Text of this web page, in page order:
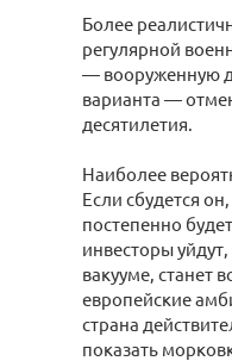
Более
регулярной
— вооруженную
варианта —
десятилетия.
Наиболее
Если сбудется
постепенно
инвесторы
вакууме, станет
европейские
страна
показать